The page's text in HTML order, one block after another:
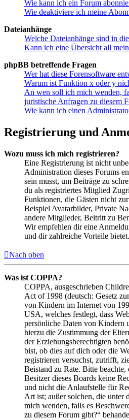
Wie kann ich ein Forum
Wie deaktiviere ich meine
Dateianhänge
Welche Dateianhänge sind in
Kann ich eine Übersicht all
phpBB betreffende Fragen
Wer hat diese Forensoftware
Warum ist Funktion x oder y
An wen soll ich mich wenden,
juristische Anfragen zu diesem
Wie kann ich einen
Registrierung und
Wozu muss ich mich registrieren?
Eine Registrierung ist nicht
Administration dieses Forums
sein musst, um Beiträge zu
du als registriertes Mitglied
Funktionen, die Gästen nicht
Beispiel Avatarbilder, Private
andere Mitglieder, Beitritt zu
Wir empfehlen dir eine
und dir zahlreiche Vorteile bietet.
Nach oben
Was ist COPPA?
COPPA, ausgeschrieben
Act of 1998 (deutsch: Gesetz
von Kindern im Internet von
USA, welches festlegt, dass
persönliche Daten von Kindern
hierzu die Zustimmung der
der Erziehungsberechtigten
bist, ob dies auf dich oder die
registrieren versuchst, zutrifft,
Beistand zu Rate. Bitte
Besitzer dieses Boards keine
und nicht die Anlaufstelle für
Art ist; außer solchen, die unter
mich wenden, falls es
zu diesem Forum gibt?“